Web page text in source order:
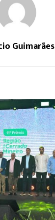
Guimarães